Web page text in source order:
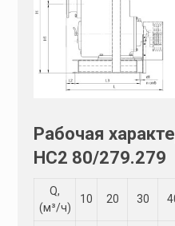
Рабочая
НС2 80/279.279
Q,
(м³/ч)
10 20 30